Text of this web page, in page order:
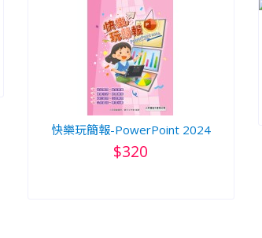
快樂玩簡報-PowerPoint 2024
$320